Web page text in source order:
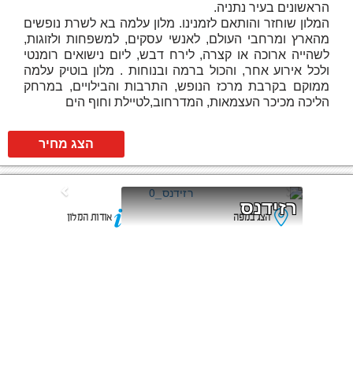
הראשונים בעיר נתניה.
המלון שוחזר והותאם לזמנינו. מלון עלמה בא לשרת נופשים
מהארץ ומרחבי העולם, לאנשי עסקים, למשפחות ולזוגות,
לשהייה ארוכה או קצרה, לירח דבש, ליום נישואים רומנטי
ולכל אירוע אחר, והכול ברמה ובנוחות . מלון בוטיק עלמה
ממוקם בקרבת מרכז הנופש, התרבות והבילויים, במרחק
הליכה מכיכר העצמאות, המדרחוב,לטיילת וחוף הים
הצג מחיר
רזידנס
הצג במפה אודות המלון